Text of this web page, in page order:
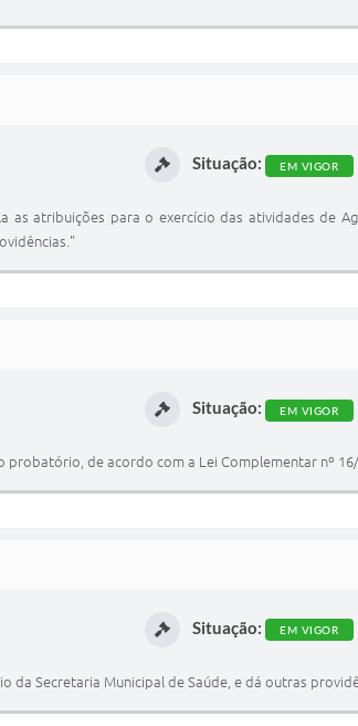
Situação: EM VIGOR
atribuições para o exercício das atividades de
Situação: EM VIGOR
de acordo com a Lei Complementar nº
Situação: EM VIGOR
Secretaria Municipal de Saúde, e dá outras